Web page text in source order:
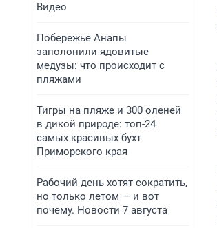
Видео
Побережье Анапы
заполонили ядовитые
медузы: что происходит с
пляжами
Тигры на пляже и 300 оленей
в дикой природе: топ-24
самых красивых бухт
Приморского края
Рабочий день хотят сократить,
но только летом — и вот
почему. Новости 7 августа